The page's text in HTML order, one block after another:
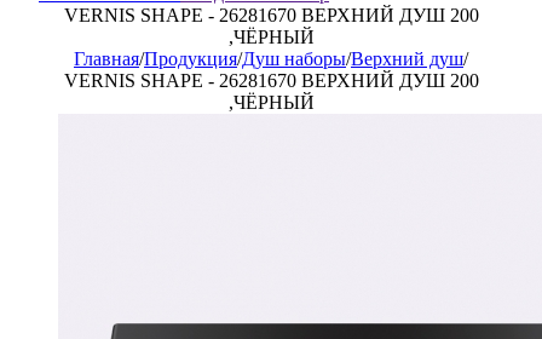
VERNIS SHAPE - 26281670 ВЕРХНИЙ ДУШ 200
,ЧЁРНЫЙ
Главная/Продукция/Душ наборы/Верхний душ/
VERNIS SHAPE - 26281670 ВЕРХНИЙ ДУШ 200
,ЧЁРНЫЙ